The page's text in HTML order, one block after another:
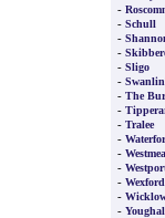
-
- Schull
-
-
- Sligo
-
- The
-
- Tralee
-
-
-
- Wexford
-
- Youghal